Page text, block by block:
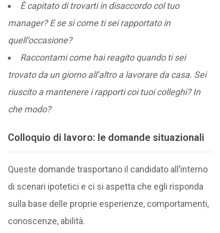
È capitato di trovarti in disaccordo col tuo
manager? E se sì come ti sei rapportato in
quell’occasione?
Raccontami come hai reagito quando ti sei
trovato da un giorno all’altro a lavorare da casa. Sei
riuscito a mantenere i rapporti coi tuoi colleghi? In
che modo?
Colloquio di lavoro: le domande situazionali
Queste domande trasportano il candidato all’interno
di scenari ipotetici e ci si aspetta che egli risponda
sulla base delle proprie esperienze, comportamenti,
conoscenze, abilità.